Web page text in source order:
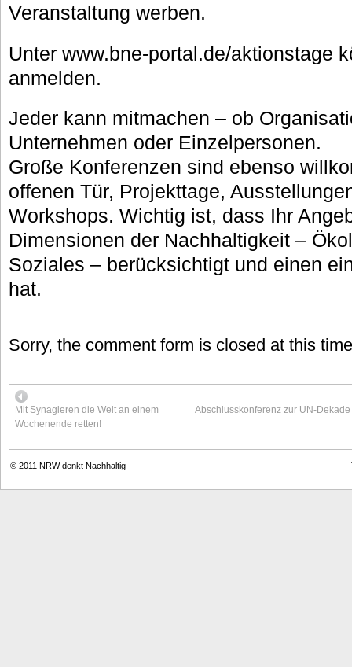
Veranstaltung werben.
Unter www.bne-portal.de/aktionstage
anmelden.
Jeder kann mitmachen – ob
Unternehmen oder Einzelpersonen.
Große Konferenzen sind ebenso
offenen Tür, Projekttage,
Workshops. Wichtig ist, dass Ihr
Dimensionen der Nachhaltigkeit –
Soziales – berücksichtigt und einen
hat.
Sorry, the comment form is closed at this
Mit Synagieren die Welt an einem
Wochenende retten!
Abschlusskonferenz zur UN-
© 2011 NRW denkt Nachhaltig